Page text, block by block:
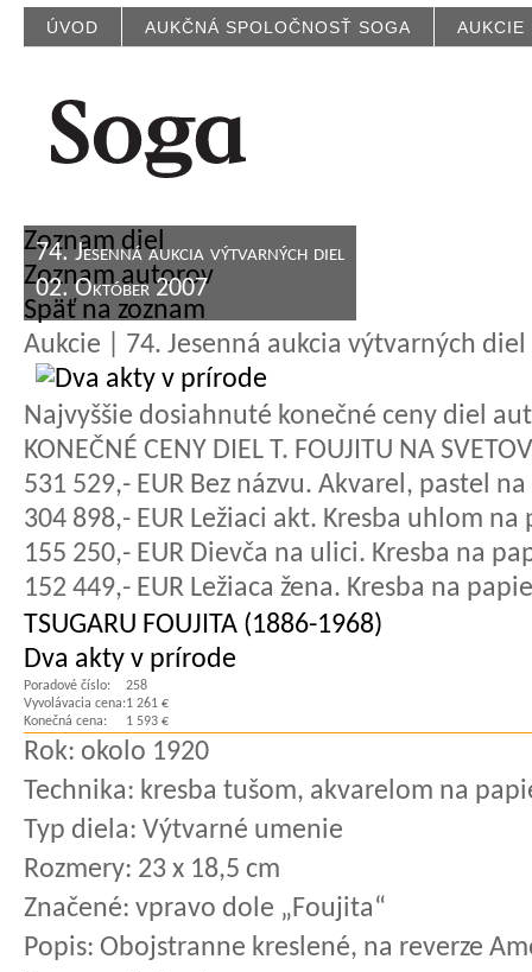
ÚVOD AUKČNÁ SPOLOČNOSŤ SOGA AUKCIE
74. Jesenná aukcia výtvarných diel
02. Október 2007
Zoznam diel
Zoznam autorov
Späť na zoznam
Aukcie | 74. Jesenná aukcia výtvarných diel
Najvyššie dosiahnuté konečné ceny diel
KONEČNÉ CENY DIEL T. FOUJITU NA
531 529,- EUR Bez názvu. Akvarel, pastel
304 898,- EUR Ležiaci akt. Kresba uhlom
155 250,- EUR Dievča na ulici. Kresba na
152 449,- EUR Ležiaca žena. Kresba na
TSUGARU FOUJITA (1886-1968)
Dva akty v prírode
Poradové číslo:
258
Vyvolávacia cena:1 261 €
Konečná cena:
1 593 €
Rok: okolo 1920
Technika: kresba tušom, akvarelom na
Typ diela: Výtvarné umenie
Rozmery: 23 x 18,5 cm
Značené: vpravo dole „Foujita“
Popis: Obojstranne kreslené, na reverze